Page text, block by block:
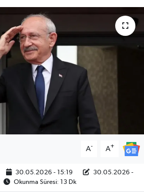
A- A+
30.05.2026 - 15:19
30.05.2026 -
Okunma Süresi: 13 Dk